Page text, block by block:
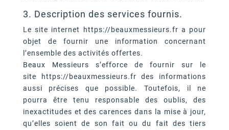
3. Description des services fournis.
Le site internet https://beauxmessieurs.fr a pour
objet de fournir une information concernant
l’ensemble des activités offertes.
Beaux Messieurs s’efforce de fournir sur le
site https://beauxmessieurs.fr des informations
aussi précises que possible. Toutefois, il ne
pourra être tenu responsable des oublis, des
inexactitudes et des carences dans la mise à jour,
qu’elles soient de son fait ou du fait des tiers